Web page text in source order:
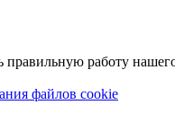
работу
файлов cookie